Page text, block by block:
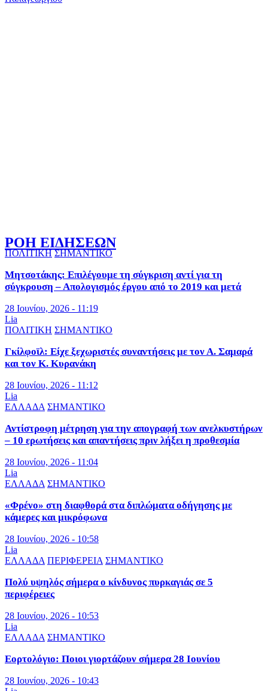
ΡΟΗ ΕΙΔΗΣΕΩΝ
ΠΟΛΙΤΙΚΗ ΣΗΜΑΝΤΙΚΟ
Μητσοτάκης: Επιλέγουμε τη σύγκριση αντί για τη
σύγκρουση – Απολογισμός έργου από το 2019 και μετά
28 Ιουνίου, 2026 - 11:19
Lia
ΠΟΛΙΤΙΚΗ ΣΗΜΑΝΤΙΚΟ
Γκίλφοϊλ: Είχε ξεχωριστές συναντήσεις με τον Α. Σαμαρά
και τον Κ. Κυρανάκη
28 Ιουνίου, 2026 - 11:12
Lia
ΕΛΛΑΔΑ ΣΗΜΑΝΤΙΚΟ
Αντίστροφη μέτρηση για την απογραφή των ανελκυστήρων
– 10 ερωτήσεις και απαντήσεις πριν λήξει η προθεσμία
28 Ιουνίου, 2026 - 11:04
Lia
ΕΛΛΑΔΑ ΣΗΜΑΝΤΙΚΟ
«Φρένο» στη διαφθορά στα διπλώματα οδήγησης με
κάμερες και μικρόφωνα
28 Ιουνίου, 2026 - 10:58
Lia
ΕΛΛΑΔΑ ΠΕΡΙΦΕΡΕΙΑ ΣΗΜΑΝΤΙΚΟ
Πολύ υψηλός σήμερα ο κίνδυνος πυρκαγιάς σε 5
περιφέρειες
28 Ιουνίου, 2026 - 10:53
Lia
ΕΛΛΑΔΑ ΣΗΜΑΝΤΙΚΟ
Εορτολόγιο: Ποιοι γιορτάζουν σήμερα 28 Ιουνίου
28 Ιουνίου, 2026 - 10:43